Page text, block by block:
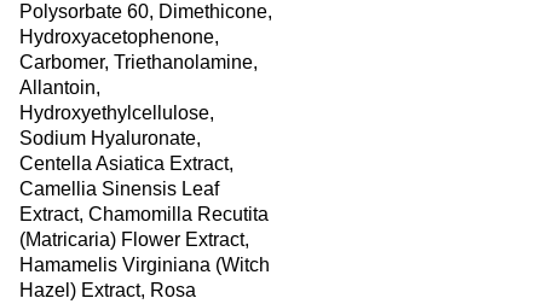
Polysorbate 60, Dimethicone,
Hydroxyacetophenone,
Carbomer, Triethanolamine,
Allantoin,
Hydroxyethylcellulose,
Sodium Hyaluronate,
Centella Asiatica Extract,
Camellia Sinensis Leaf
Extract, Chamomilla Recutita
(Matricaria) Flower Extract,
Hamamelis Virginiana (Witch
Hazel) Extract, Rosa